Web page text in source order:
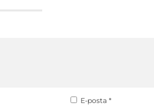
E-posta *